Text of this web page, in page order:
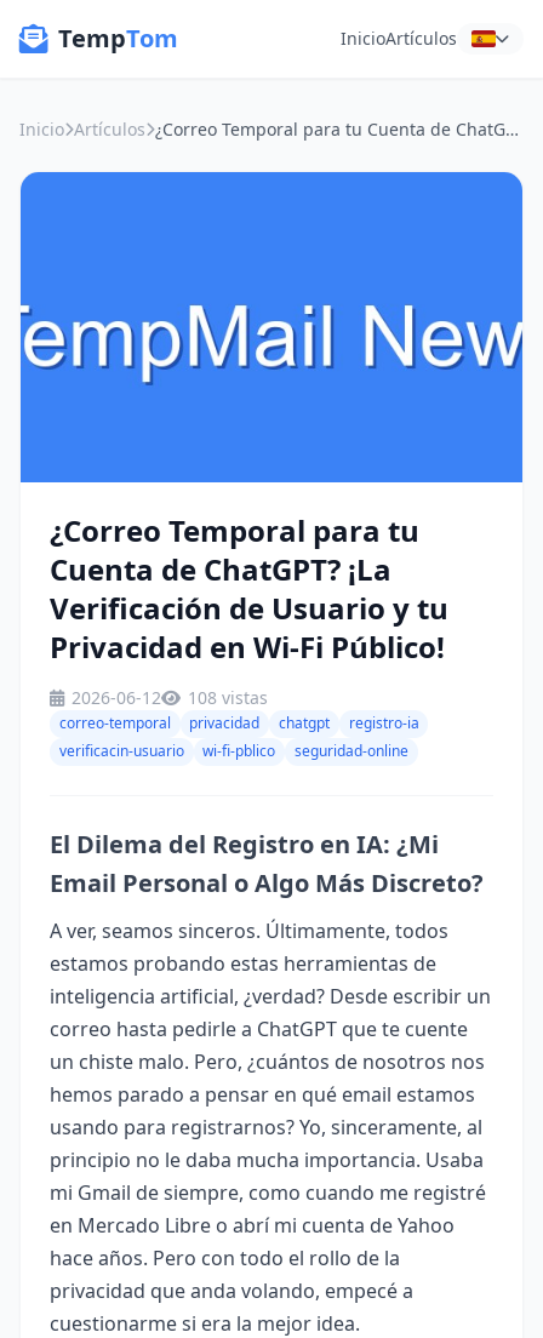
TempTom InicioArtículos
Inicio Artículos ¿Correo Temporal para tu Cuenta de ChatGPT? ¡La Verificación de Usuario y tu Privacidad en Wi-Fi Público!
¿Correo Temporal para tu
Cuenta de ChatGPT? ¡La
Verificación de Usuario y tu
Privacidad en Wi-Fi Público!
2026-06-12 108 vistas
correo-temporal privacidad chatgpt
registro-ia
verificacin-usuario
wi-fi-pblico seguridad-online
El Dilema del Registro en IA: ¿Mi
Email Personal o Algo Más Discreto?
A ver, seamos sinceros. Últimamente, todos
estamos probando estas herramientas de
inteligencia artificial, ¿verdad? Desde escribir un
correo hasta pedirle a ChatGPT que te cuente
un chiste malo. Pero, ¿cuántos de nosotros nos
hemos parado a pensar en qué email estamos
usando para registrarnos? Yo, sinceramente, al
principio no le daba mucha importancia. Usaba
mi Gmail de siempre, como cuando me registré
en Mercado Libre o abrí mi cuenta de Yahoo
hace años. Pero con todo el rollo de la
privacidad que anda volando, empecé a
cuestionarme si era la mejor idea.